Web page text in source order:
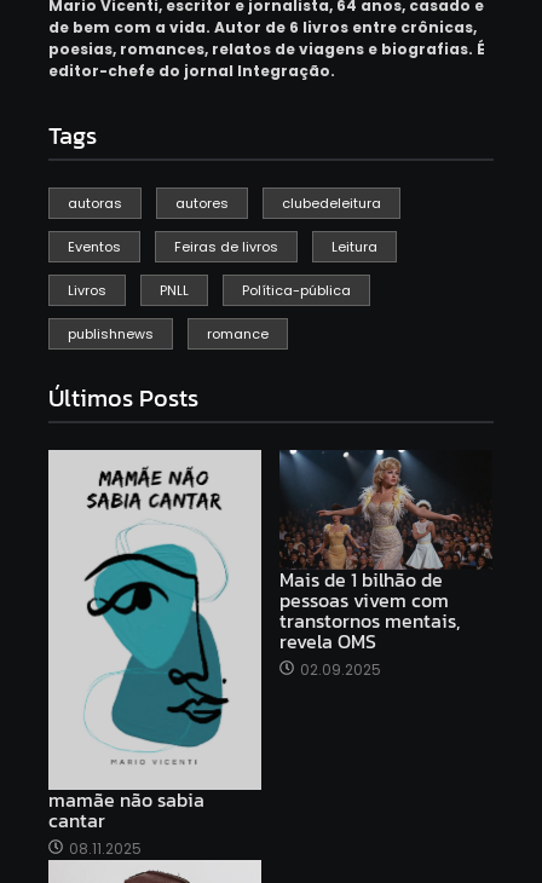
Mario Vicenti, escritor e jornalista, 64 anos, casado e
de bem com a vida. Autor de 6 livros entre crônicas,
poesias, romances, relatos de viagens e biografias. É
editor-chefe do jornal Integração.
Tags
autoras autores clubedeleitura
Eventos Feiras de livros Leitura
Livros PNLL Política-pública
publishnews romance
Últimos Posts
mamãe não sabia
cantar
08.11.2025
Mais de 1 bilhão de
pessoas vivem com
transtornos mentais,
revela OMS
02.09.2025